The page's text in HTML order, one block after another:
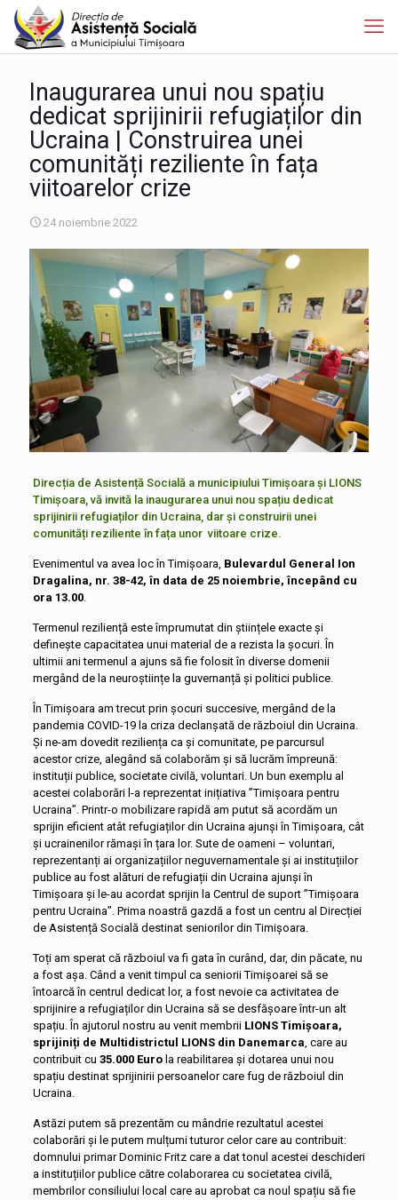
Inaugurarea unui nou spațiu
dedicat sprijinirii refugiaților din
Ucraina | Construirea unei
comunități reziliente în fața
viitoarelor crize
24 noiembrie 2022
Direcția de Asistență Socială a municipiului Timișoara și LIONS
Timișoara, vă invită la inaugurarea unui nou spațiu dedicat
sprijinirii refugiaților din Ucraina, dar și construirii unei
comunități reziliente în fața unor viitoare crize.
Evenimentul va avea loc în Timișoara, Bulevardul General Ion
Dragalina, nr. 38-42, în data de 25 noiembrie, începând cu
ora 13.00.
Termenul reziliență este împrumutat din științele exacte și
definește capacitatea unui material de a rezista la șocuri. În
ultimii ani termenul a ajuns să fie folosit în diverse domenii
mergând de la neuroștiințe la guvernanță și politici publice.
În Timișoara am trecut prin șocuri succesive, mergând de la
pandemia COVID-19 la criza declanșată de războiul din Ucraina.
Și ne-am dovedit reziliența ca și comunitate, pe parcursul
acestor crize, alegând să colaborăm și să lucrăm împreună:
instituții publice, societate civilă, voluntari. Un bun exemplu al
acestei colaborări l-a reprezentat inițiativa ”Timișoara pentru
Ucraina”. Printr-o mobilizare rapidă am putut să acordăm un
sprijin eficient atât refugiaților din Ucraina ajunși în Timișoara, cât
și ucrainenilor rămași în țara lor. Sute de oameni – voluntari,
reprezentanți ai organizațiilor neguvernamentale și ai instituțiilor
publice au fost alături de refugiații din Ucraina ajunși în
Timișoara și le-au acordat sprijin la Centrul de suport ”Timișoara
pentru Ucraina”. Prima noastră gazdă a fost un centru al Direcției
de Asistență Socială destinat seniorilor din Timișoara.
Toți am sperat că războiul va fi gata în curând, dar, din păcate, nu
a fost așa. Când a venit timpul ca seniorii Timișoarei să se
întoarcă în centrul dedicat lor, a fost nevoie ca activitatea de
sprijinire a refugiaților din Ucraina să se desfășoare într-un alt
spațiu. În ajutorul nostru au venit membrii LIONS Timișoara,
sprijiniți de Multidistrictul LIONS din Danemarca, care au
contribuit cu 35.000 Eurola reabilitarea și dotarea unui nou
spațiu destinat sprijinirii persoanelor care fug de războiul din
Ucraina.
Astăzi putem să prezentăm cu mândrie rezultatul acestei
colaborări și le putem mulțumi tuturor celor care au contribuit:
domnului primar Dominic Fritz care a dat tonul acestei deschideri
a instituțiilor publice către colaborarea cu societatea civilă,
membrilor consiliului local care au aprobat ca noul spațiu să fie